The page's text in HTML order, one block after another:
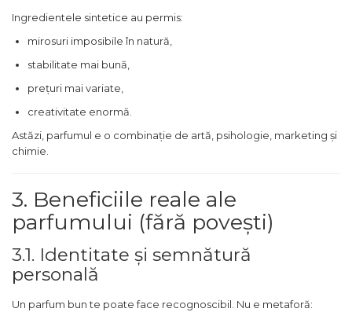
Magnolie
Mandarina
Mar
Mar
Maracuia
Margarita
Marine
Ingredientele sintetice au permis:
mirosuri imposibile în natură,
stabilitate mai bună,
prețuri mai variate,
creativitate enormă.
Astăzi, parfumul e o combinație de artă, psihologie, marketing și
chimie.
3. Beneficiile reale ale
parfumului (fără povești)
3.1. Identitate și semnătură
personală
Un parfum bun te poate face recognoscibil. Nu e metaforă: